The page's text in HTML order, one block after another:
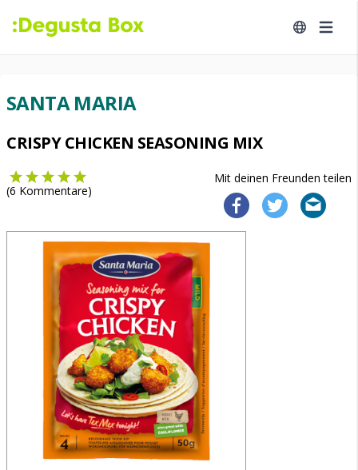
SANTA MARIA
CRISPY CHICKEN SEASONING MIX
Mit deinen Freunden teilen
(6 Kommentare)